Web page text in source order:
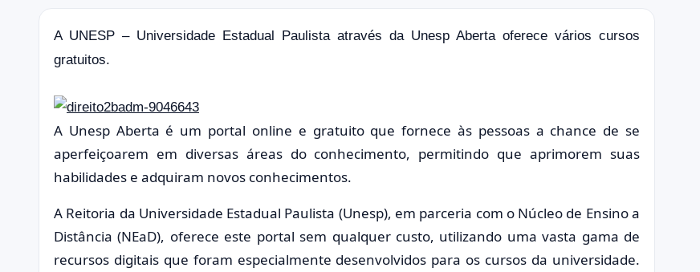
A UNESP – Universidade Estadual Paulista através da Unesp Aberta oferece vários cursos
gratuitos.
A Unesp Aberta é um portal online e gratuito que fornece às pessoas a chance de se
aperfeiçoarem em diversas áreas do conhecimento, permitindo que aprimorem suas
habilidades e adquiram novos conhecimentos.
A Reitoria da Universidade Estadual Paulista (Unesp), em parceria com o Núcleo de Ensino a
Distância (NEaD), oferece este portal sem qualquer custo, utilizando uma vasta gama de
recursos digitais que foram especialmente desenvolvidos para os cursos da universidade.